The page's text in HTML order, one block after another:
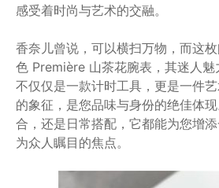
感受着时尚与艺术的交融。
香奈儿曾说，可以横扫万物，而这
色 Première 山茶花腕表，其迷人魅
不仅仅是一款计时工具，更是一件
的象征，是您品味与身份的绝佳体
合，还是日常搭配，它都能为您增
为众人瞩目的焦点。